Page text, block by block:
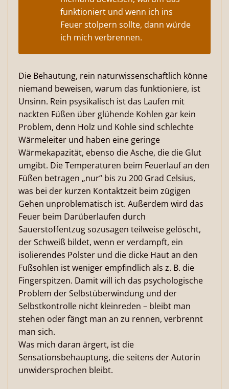
funktioniert und wenn ich ins
Feuer stolpern sollte, dann würde
ich mich verbrennen.
Die Behautung, rein naturwissenschaftlich könne
niemand beweisen, warum das funktioniere, ist
Unsinn. Rein psysikalisch ist das Laufen mit
nackten Füßen über glühende Kohlen gar kein
Problem, denn Holz und Kohle sind schlechte
Wärmeleiter und haben eine geringe
Wärmekapazität, ebenso die Asche, die die Glut
umgibt. Die Temperaturen beim Feuerlauf an den
Füßen betragen „nur“ bis zu 200 Grad Celsius,
was bei der kurzen Kontaktzeit beim zügigen
Gehen unproblematisch ist. Außerdem wird das
Feuer beim Darüberlaufen durch
Sauerstoffentzug sozusagen teilweise gelöscht,
der Schweiß bildet, wenn er verdampft, ein
isolierendes Polster und die dicke Haut an den
Fußsohlen ist weniger empfindlich als z. B. die
Fingerspitzen. Damit will ich das psychologische
Problem der Selbstüberwindung und der
Selbstkontrolle nicht kleinreden – bleibt man
stehen oder fängt man an zu rennen, verbrennt
man sich.
Was mich daran ärgert, ist die
Sensationsbehauptung, die seitens der Autorin
unwidersprochen bleibt.